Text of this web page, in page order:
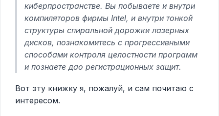
киберпространстве. Вы побываете и внутри
компиляторов фирмы Intel, и внутри тонкой
структуры спиральной дорожки лазерных
дисков, познакомитесь с прогрессивными
способами контроля целостности программ
и познаете дао регистрационных защит.
Вот эту книжку я, пожалуй, и сам почитаю с
интересом.